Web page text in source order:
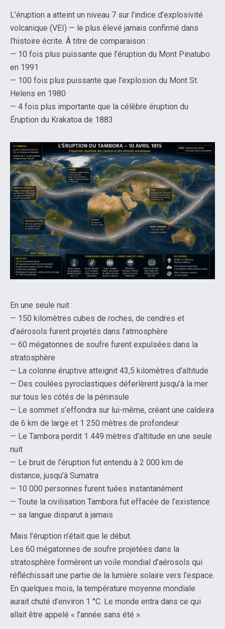
L’éruption a atteint un niveau 7 sur l’indice d’explosivité
volcanique (VEI) — le plus élevé jamais confirmé dans
l’histoire écrite. À titre de comparaison :
— 10 fois plus puissante que l’éruption du Mont Pinatubo
en 1991
— 100 fois plus puissante que l’explosion du Mont St.
Helens en 1980
— 4 fois plus importante que la célèbre éruption du
Éruption du Krakatoa de 1883
En une seule nuit :
— 150 kilomètres cubes de roches, de cendres et
d’aérosols furent projetés dans l’atmosphère
— 60 mégatonnes de soufre furent expulsées dans la
stratosphère
— La colonne éruptive atteignit 43,5 kilomètres d’altitude
— Des coulées pyroclastiques déferlèrent jusqu’à la mer
sur tous les côtés de la péninsule
— Le sommet s’effondra sur lui-même, créant une caldeira
de 6 km de large et 1 250 mètres de profondeur
— Le Tambora perdit 1 449 mètres d’altitude en une seule
nuit
— Le bruit de l’éruption fut entendu à 2 000 km de
distance, jusqu’à Sumatra
— 10 000 personnes furent tuées instantanément
— Toute la civilisation Tambora fut effacée de l’existence
— sa langue disparut à jamais
Mais l’éruption n’était que le début.
Les 60 mégatonnes de soufre projetées dans la
stratosphère formèrent un voile mondial d’aérosols qui
réfléchissait une partie de la lumière solaire vers l’espace.
En quelques mois, la température moyenne mondiale
aurait chuté d’environ 1 °C. Le monde entra dans ce qui
allait être appelé « l’année sans été ».